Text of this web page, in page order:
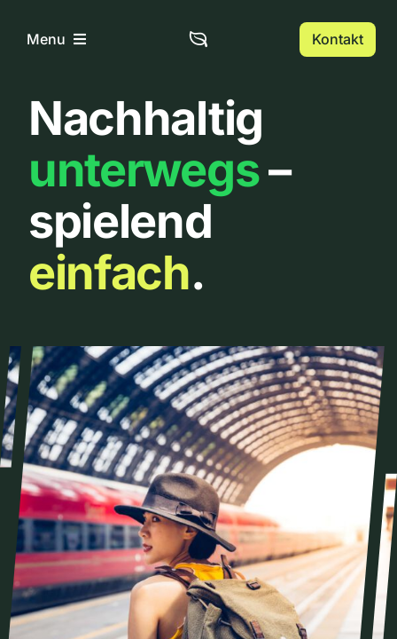
InhaltMenu
Home
Über uns
Urbanlist
Kontakt
Nachhaltig
unterwegs–
spielend
einfach.